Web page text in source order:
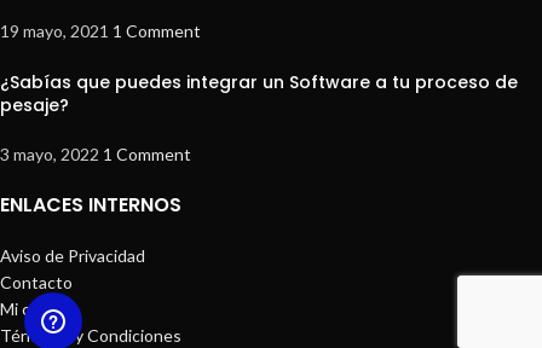
19 mayo, 2021 1 Comment
¿Sabías que puedes integrar un Software a tu proceso de
pesaje?
3 mayo, 2022 1 Comment
ENLACES INTERNOS
Aviso de Privacidad
Contacto
Mi cuenta
Términos y Condiciones